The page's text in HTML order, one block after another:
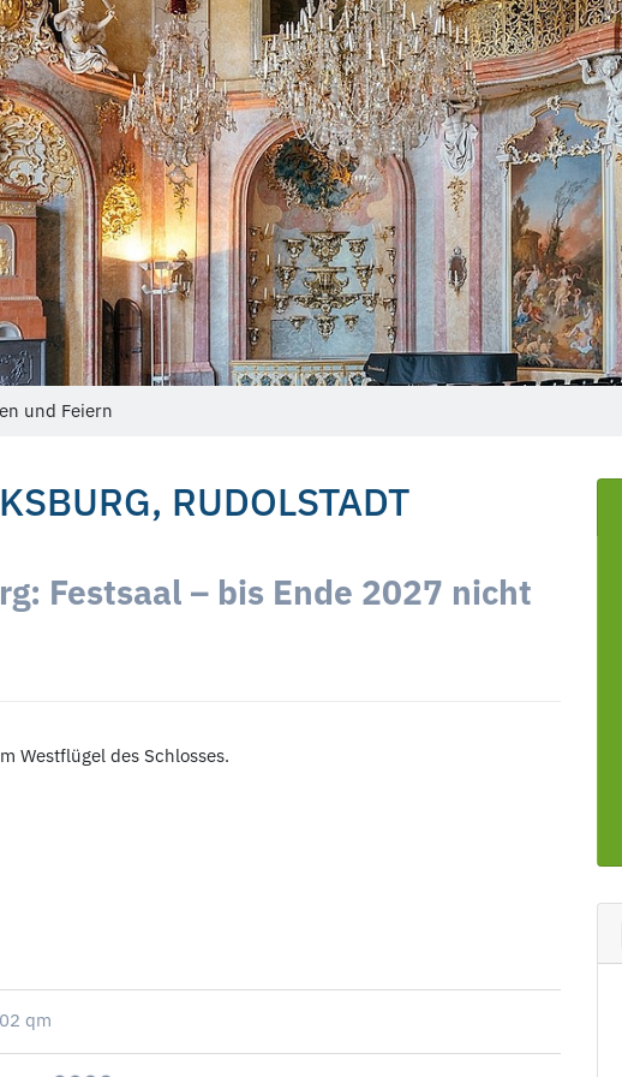
und Feiern
RUDOLSTADT
Festsaal – bis Ende 2027 nicht
Westflügel des Schlosses.
qm